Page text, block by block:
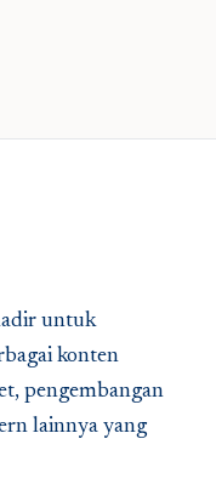
untuk
konten
pengembangan
lainnya yang